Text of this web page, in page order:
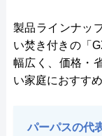
製品ラインナッ
い焚き付きの「
幅広く、価格・
い家庭におすすめ
パーパスの代